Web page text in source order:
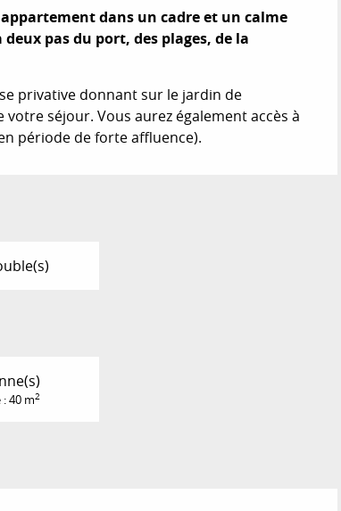
dans un cadre et un calme
pas du port, des plages, de la
privative donnant sur le jardin de
séjour. Vous aurez également accès à
période de forte affluence).
40 m2